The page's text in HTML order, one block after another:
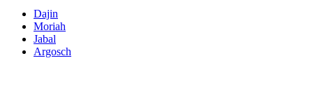
Dajin
Moriah
Jabal
Argosch